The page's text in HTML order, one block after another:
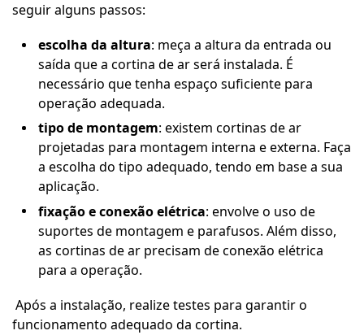
seguir alguns passos:
escolha da altura: meça a altura da entrada ou
saída que a cortina de ar será instalada. É
necessário que tenha espaço suficiente para
operação adequada.
tipo de montagem: existem cortinas de ar
projetadas para montagem interna e externa. Faça
a escolha do tipo adequado, tendo em base a sua
aplicação.
fixação e conexão elétrica: envolve o uso de
suportes de montagem e parafusos. Além disso,
as cortinas de ar precisam de conexão elétrica
para a operação.
Após a instalação, realize testes para garantir o
funcionamento adequado da cortina.